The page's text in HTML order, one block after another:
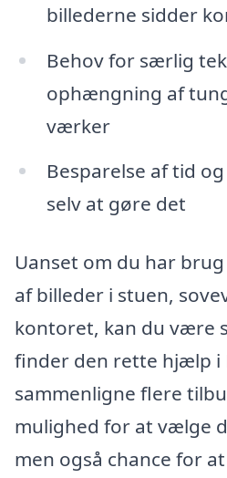
billederne sidder
Behov for særlig
ophængning af
værker
Besparelse af tid
selv at gøre det
Uanset om du har
af billeder i stuen,
kontoret, kan du være
finder den rette hjælp i
sammenligne flere
mulighed for at vælge
men også chance for